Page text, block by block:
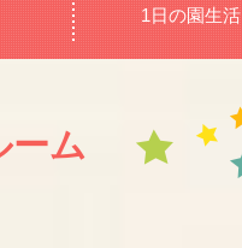
1日の園生活
ーム